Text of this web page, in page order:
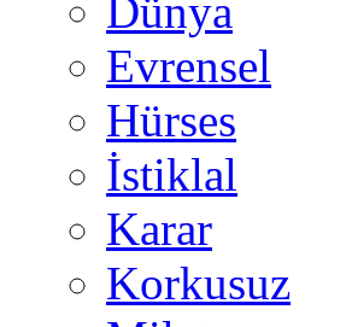
Dünya
Evrensel
Hürses
İstiklal
Karar
Korkusuz